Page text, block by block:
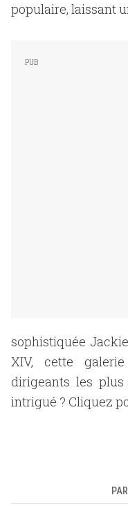
populaire, laissant
sophistiquée
XIV, cette
dirigeants les
intrigué ? Cliquez